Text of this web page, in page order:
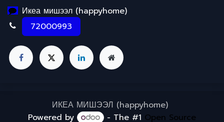
Икеа мишээл (happyhome)
72000993
ИКЕА МИШЭЭЛ (happyhome)
Powered by
- The #1 Open Source